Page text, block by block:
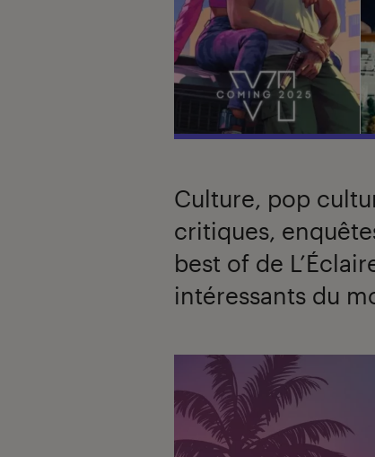
Culture, pop
critiques,
best of de
intéressants du
Introduction